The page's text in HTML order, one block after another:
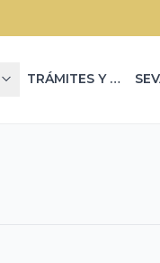
TRÁMITES Y SERVICIOS